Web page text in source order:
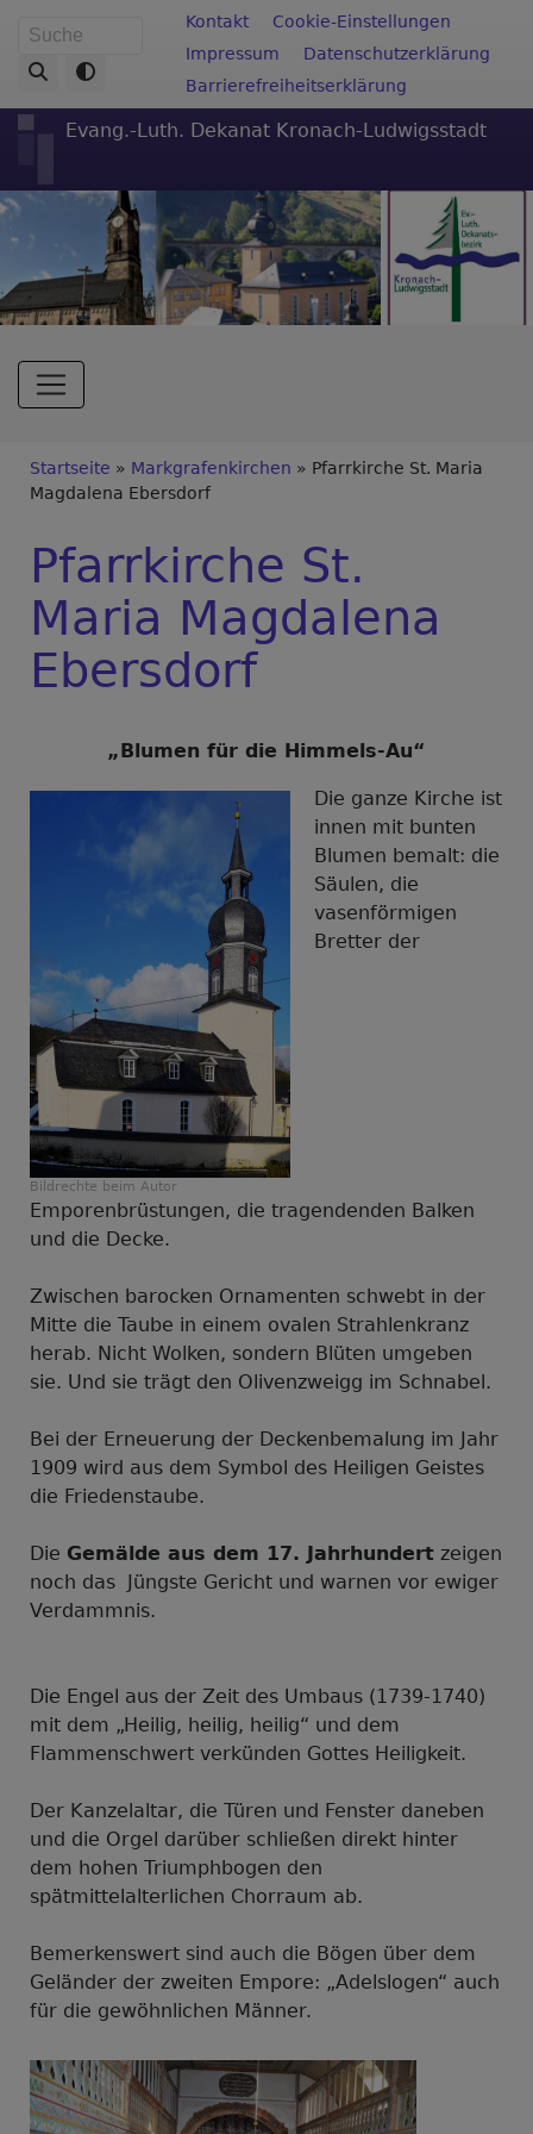
zum
Inhalt
Suche Fußbereichsmenü
Kontakt
Cookie-Einstellungen
Impressum
Datenschutzerklärung
Barrierefreiheitserklärung
Evang.-Luth. Dekanat Kronach-Ludwigsstadt
Hauptnavigation
Breadcrumb
Startseite Markgrafenkirchen
Pfarrkirche St. Maria
Magdalena Ebersdorf
Pfarrkirche St.
Maria Magdalena
Ebersdorf
„Blumen für die Himmels-Au“
Bildrechte beim Autor
Die ganze Kirche ist
innen mit bunten
Blumen bemalt: die
Säulen, die
vasenförmigen
Bretter der
Emporenbrüstungen, die tragendenden Balken
und die Decke.
Zwischen barocken Ornamenten schwebt in der
Mitte die Taube in einem ovalen Strahlenkranz
herab. Nicht Wolken, sondern Blüten umgeben
sie. Und sie trägt den Olivenzweigg im Schnabel.
Bei der Erneuerung der Deckenbemalung im Jahr
1909 wird aus dem Symbol des Heiligen Geistes
die Friedenstaube.
Die Gemälde aus dem 17. Jahrhundert zeigen
noch das Jüngste Gericht und warnen vor ewiger
Verdammnis.
Die Engel aus der Zeit des Umbaus (1739-1740)
mit dem „Heilig, heilig, heilig“ und dem
Flammenschwert verkünden Gottes Heiligkeit.
Der Kanzelaltar, die Türen und Fenster daneben
und die Orgel darüber schließen direkt hinter
dem hohen Triumphbogen den
spätmittelalterlichen Chorraum ab.
Bemerkenswert sind auch die Bögen über dem
Geländer der zweiten Empore: „Adelslogen“ auch
für die gewöhnlichen Männer.